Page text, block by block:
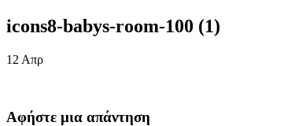
icons8-babys-room-100 (1)
12 Απρ
Αφήστε μια απάντηση